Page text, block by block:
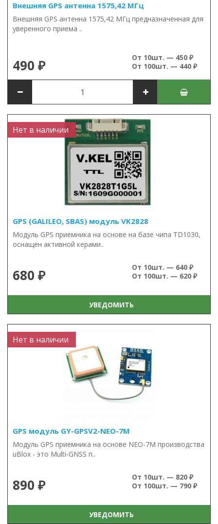
Внешняя GPS антенна 1575,42 МГц
Внешняя GPS антенна 1575,42 МГц предназначенная для
уверенного приема ..
490 ₽
От 10шт. — 450 ₽
От 100шт. — 440 ₽
Нет в наличии
GPS (GALILEO, SBAS) модуль VK2828
Модуль GPS приемника на основе на базе чипа TD1030,
оснащен активной керами..
680 ₽
От 10шт. — 640 ₽
От 100шт. — 620 ₽
УВЕДОМИТЬ
Нет в наличии
GPS модуль GY-GPSV2-NEO-7M
Модуль GPS приемника на основе NEO-7M производства
uBlox - это Multi-GNSS п..
890 ₽
От 10шт. — 820 ₽
От 100шт. — 790 ₽
УВЕДОМИТЬ